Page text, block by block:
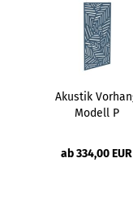
Akustik
Modell P
ab 334,00 EUR